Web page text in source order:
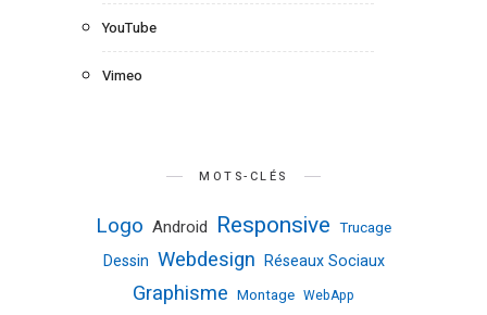
YouTube
Vimeo
MOTS-CLÉS
Logo Android Responsive Trucage
Dessin Webdesign Réseaux Sociaux
Graphisme Montage WebApp